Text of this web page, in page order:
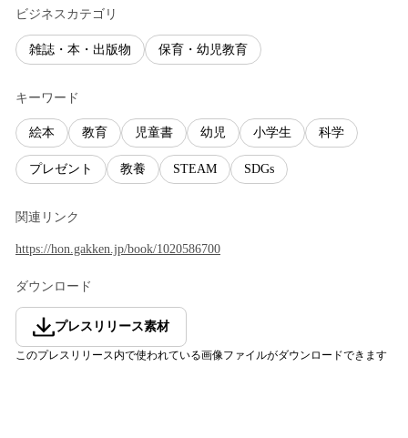
ビジネスカテゴリ
雑誌・本・出版物 保育・幼児教育
キーワード
絵本 教育 児童書 幼児 小学生 科学
プレゼント 教養 STEAM SDGs
関連リンク
https://hon.gakken.jp/book/1020586700
ダウンロード
プレスリリース素材
このプレスリリース内で使われている画像ファイルがダウンロードできます